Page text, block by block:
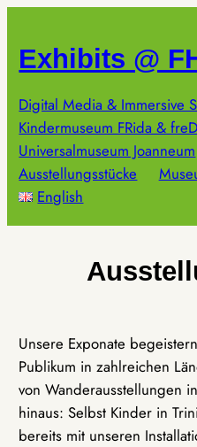
springen
Exhibits @
Digital Media & Immersive
Kindermuseum FRida & freD
Universalmuseum Joanneum
Ausstellungsstücke
English
Unsere Exponate
Publikum in zahlreichen
von Wanderausstellungen
hinaus: Selbst Kinder in
bereits mit unseren